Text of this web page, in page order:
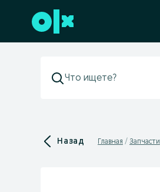
Перейти к нижнему колонтитулу
Назад Главная Запчасти